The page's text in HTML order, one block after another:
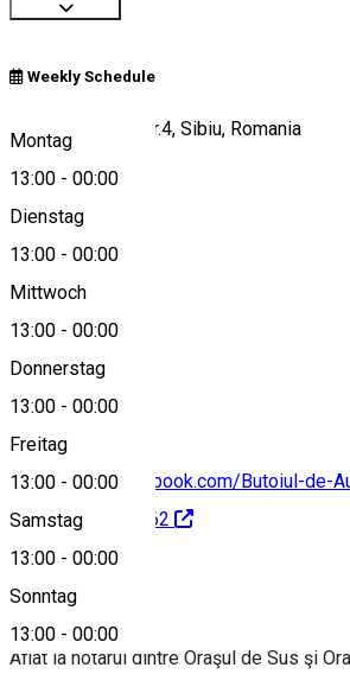
Weekly Schedule
Montag
13:00 - 00:00
Dienstag
13:00 - 00:00
Mittwoch
13:00 - 00:00
Donnerstag
13:00 - 00:00
Freitag
13:00 - 00:00
Samstag
13:00 - 00:00
Sonntag
13:00 - 00:00
Pasajul Scărilor nr.4, Sibiu, Romania
View on map
https://www.facebook.com/Butoiul-de-
117711928019462
About
Aflat la hotarul dintre Oraşul de Sus şi